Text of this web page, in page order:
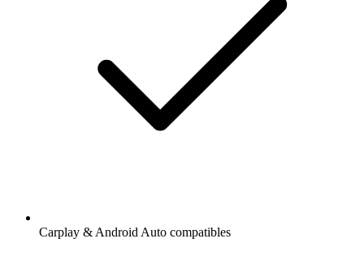
Carplay & Android Auto compatibles